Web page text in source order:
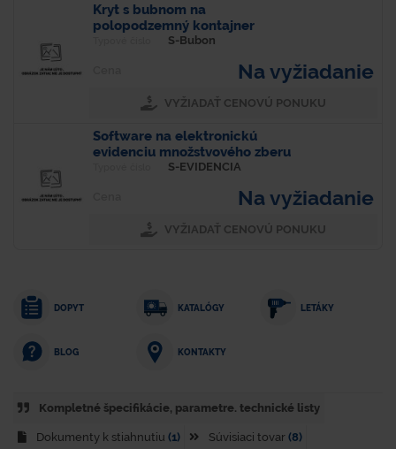
Kryt s bubnom na
polopodzemný kontajner
S-Bubon
Na vyžiadanie
VYŽIADAŤ CENOVÚ PONUKU
Software na elektronickú
evidenciu množstvového zberu
S-EVIDENCIA
Na vyžiadanie
VYŽIADAŤ CENOVÚ PONUKU
DOPYT KATALÓGY LETÁKY
BLOG KONTAKTY
Kompletné špecifikácie, parametre. technické listy
Dokumenty k stiahnutiu (1) Súvisiaci tovar (8)